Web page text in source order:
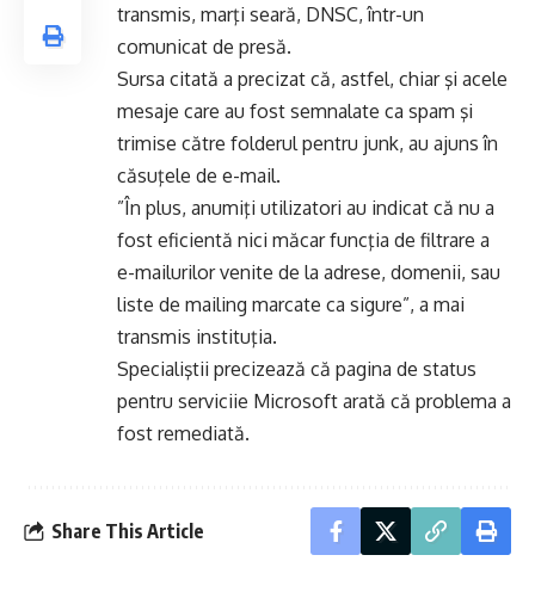
transmis, marţi seară, DNSC, într-un
comunicat de presă.
Sursa citată a precizat că, astfel, chiar şi acele
mesaje care au fost semnalate ca spam şi
trimise către folderul pentru junk, au ajuns în
căsuţele de e-mail.
”În plus, anumiţi utilizatori au indicat că nu a
fost eficientă nici măcar funcţia de filtrare a
e-mailurilor venite de la adrese, domenii, sau
liste de mailing marcate ca sigure”, a mai
transmis instituţia.
Specialiştii precizează că pagina de status
pentru serviciie Microsoft arată că problema a
fost remediată.
Share This Article